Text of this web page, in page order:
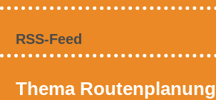
RSS-Feed
Thema Routenplanung